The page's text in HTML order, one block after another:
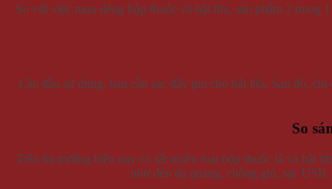
So với việc mua riêng hộp thuốc và bật lửa, sản phẩm 2
Lần đầu sử dụng, bạn cần sạc đầy pin cho bật lửa. Sau đó,
So
Trên thị trường hiện nay có rất nhiều loại hộp thuốc lá và bật
như đèn dạ quang, chống gió, sạc